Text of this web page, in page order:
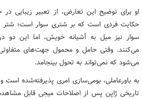
او برای توضیح این تعارض، از تعبیر زیبایی در
حکایت فردی است که بر شتری سوار است؛ شتر
سوار نیز میل به آشیانه خویش، اما این
می‌کنند. وقتی حامل و محمول جهت‌های
می‌شود که نمی‌تواند به تحول بینجامد.
به باورعاملی، بومی‌سازی امری پذیرفته‌شده
تاریخی ژاپن پس از اصلاحات میجی قابل مشاهده